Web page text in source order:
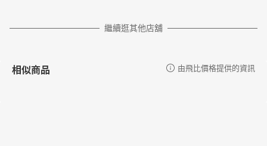
繼續逛其他店舖
相似商品 由飛比價格提供的資訊